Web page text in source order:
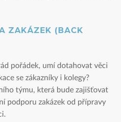
ZAKÁZEK (BACK
pořádek, umí dotahovat věci
se zákazníky i kolegy?
týmu, která bude zajišťovat
podporu zakázek od přípravy